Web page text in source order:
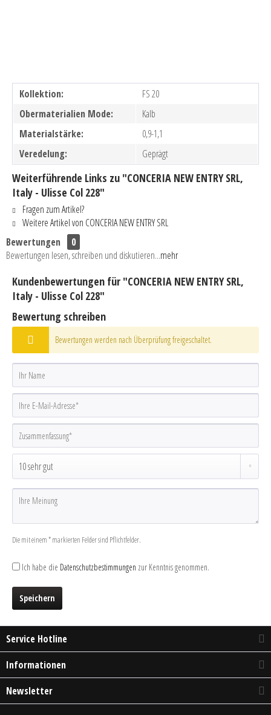
Kollektion:
FS 20
Obermaterialien Mode:
Kalb
Materialstärke:
0,9-1,1
Veredelung:
Geprägt
Weiterführende Links zu "CONCERIA NEW ENTRY SRL,
Italy - Ulisse Col 228"
Fragen zum Artikel?
Weitere Artikel von CONCERIA NEW ENTRY SRL
Bewertungen
0
Bewertungen lesen, schreiben und diskutieren...mehr
Kundenbewertungen für "CONCERIA NEW ENTRY SRL,
Italy - Ulisse Col 228"
Bewertung schreiben
Bewertungen werden nach Überprüfung freigeschaltet.
Die mit einem * markierten Felder sind Pflichtfelder.
Ich habe die Datenschutzbestimmungen zur Kenntnis genommen.
Speichern
Service Hotline
Informationen
Newsletter